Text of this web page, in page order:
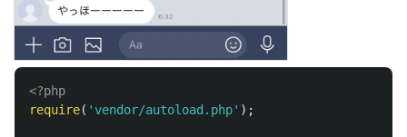
<?php
require( 'vendor/autoload.php' );